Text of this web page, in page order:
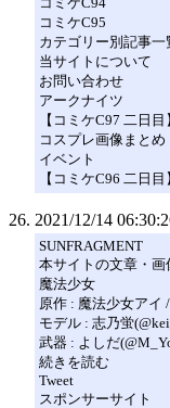
コミケC95
カテゴリー別記事一
当サイトについて
お問い合わせ
アークナイツ
【コミケC97 二日
コスプレ画像まとめ
イベント
【コミケC96 二日
2021/12/14
SUNFRAGMENT
本サイトの文章・
魔法少女
原作 : 魔法少女アイ
モデル : 志乃蛍
武器 : よしだ
続きを読む
Tweet
スポンサーサイト